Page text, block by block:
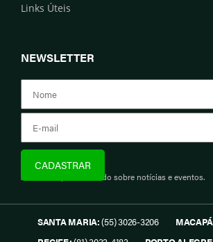
Links Úteis
NEWSLETTER
Assine e fique informado sobre notícias e eventos.
SANTA MARIA:(55) 3026-3206